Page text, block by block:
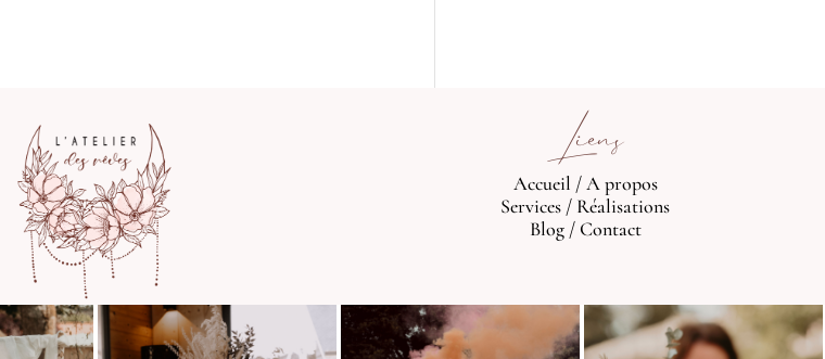
Liens
Accueil /A propos
Services / Réalisations
Blog/Contact